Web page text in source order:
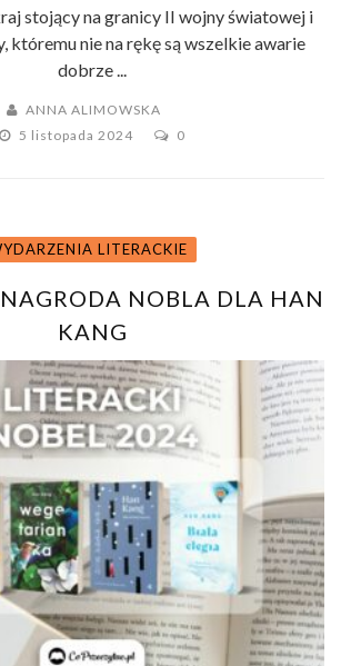
stojący na granicy II wojny światowej i
któremu nie na rękę są wszelkie awarie
dobrze ...
ANNA ALIMOWSKA
5 listopada 2024
0
LITERACKIE
NOBLA DLA HAN
KANG